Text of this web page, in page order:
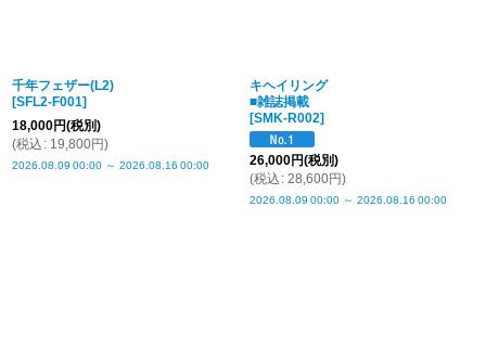
千年フェザー(L2)
[SFL2-F001]
18,000円(税別)
(税込 : 19,800円)
2026.08.09 00:00 ～ 2026.08.16 00:00
キヘイリング
■雑誌掲載
[SMK-R002]
26,000円(税別)
(税込 : 28,600円)
2026.08.09 00:00 ～ 2026.08.16 00:00